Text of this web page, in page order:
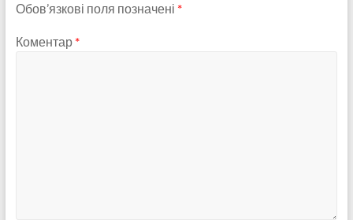
Обов’язкові поля позначені *
Коментар *